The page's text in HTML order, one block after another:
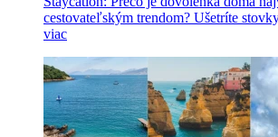
cestovateľským trendom? Ušetríte
viac